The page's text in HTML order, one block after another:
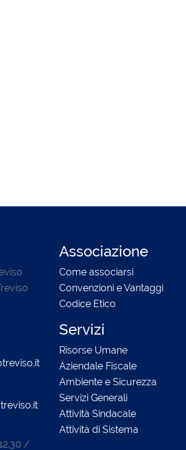
/
Associazione
Come associarsi
Convenzioni e Vantaggi
Codice Etico
Servizi
Risorse Umane
Aziendale Fiscale
Ambiente e Sicurezza
Servizi Generali
Attività Sindacale
Attività di Sistema